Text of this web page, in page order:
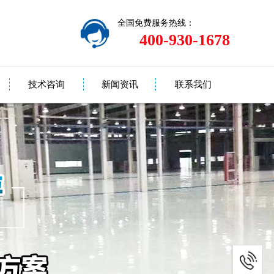
全国免费服务热线：
400-930-1678
技术咨询 新闻资讯 联系我们